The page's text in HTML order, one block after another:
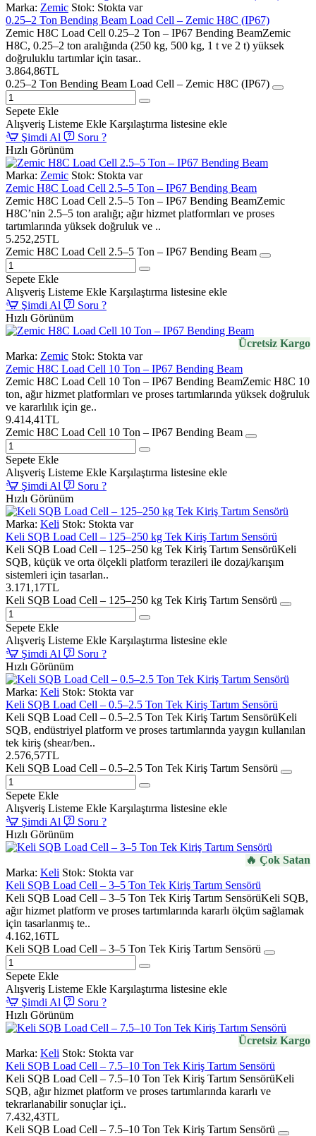
Marka: Zemic Stok: Stokta var
0.25–2 Ton Bending Beam Load Cell – Zemic H8C (IP67)
Zemic H8C Load Cell 0.25–2 Ton – IP67 Bending BeamZemic
H8C, 0.25–2 ton aralığında (250 kg, 500 kg, 1 t ve 2 t) yüksek
doğruluklu tartımlar için tasar..
3.864,86TL
0.25–2 Ton Bending Beam Load Cell – Zemic H8C (IP67)
Sepete Ekle
Alışveriş Listeme Ekle Karşılaştırma listesine ekle
Şimdi Al
Soru ?
Hızlı Görünüm
Marka: Zemic Stok: Stokta var
Zemic H8C Load Cell 2.5–5 Ton – IP67 Bending Beam
Zemic H8C Load Cell 2.5–5 Ton – IP67 Bending BeamZemic
H8C’nin 2.5–5 ton aralığı; ağır hizmet platformları ve proses
tartımlarında yüksek doğruluk ve ..
5.252,25TL
Zemic H8C Load Cell 2.5–5 Ton – IP67 Bending Beam
Sepete Ekle
Alışveriş Listeme Ekle Karşılaştırma listesine ekle
Şimdi Al
Soru ?
Hızlı Görünüm
Ücretsiz Kargo
Marka: Zemic Stok: Stokta var
Zemic H8C Load Cell 10 Ton – IP67 Bending Beam
Zemic H8C Load Cell 10 Ton – IP67 Bending BeamZemic H8C 10
ton, ağır hizmet platformları ve proses tartımlarında yüksek doğruluk
ve kararlılık için ge..
9.414,41TL
Zemic H8C Load Cell 10 Ton – IP67 Bending Beam
Sepete Ekle
Alışveriş Listeme Ekle Karşılaştırma listesine ekle
Şimdi Al
Soru ?
Hızlı Görünüm
Marka: Keli Stok: Stokta var
Keli SQB Load Cell – 125–250 kg Tek Kiriş Tartım Sensörü
Keli SQB Load Cell – 125–250 kg Tek Kiriş Tartım SensörüKeli
SQB, küçük ve orta ölçekli platform terazileri ile dozaj/karışım
sistemleri için tasarlan..
3.171,17TL
Keli SQB Load Cell – 125–250 kg Tek Kiriş Tartım Sensörü
Sepete Ekle
Alışveriş Listeme Ekle Karşılaştırma listesine ekle
Şimdi Al
Soru ?
Hızlı Görünüm
Marka: Keli Stok: Stokta var
Keli SQB Load Cell – 0.5–2.5 Ton Tek Kiriş Tartım Sensörü
Keli SQB Load Cell – 0.5–2.5 Ton Tek Kiriş Tartım SensörüKeli
SQB, endüstriyel platform ve proses tartımlarında yaygın kullanılan
tek kiriş (shear/ben..
2.576,57TL
Keli SQB Load Cell – 0.5–2.5 Ton Tek Kiriş Tartım Sensörü
Sepete Ekle
Alışveriş Listeme Ekle Karşılaştırma listesine ekle
Şimdi Al
Soru ?
Hızlı Görünüm
🔥 Çok Satan
Marka: Keli Stok: Stokta var
Keli SQB Load Cell – 3–5 Ton Tek Kiriş Tartım Sensörü
Keli SQB Load Cell – 3–5 Ton Tek Kiriş Tartım SensörüKeli SQB,
ağır hizmet platform ve proses tartımlarında kararlı ölçüm sağlamak
için tasarlanmış te..
4.162,16TL
Keli SQB Load Cell – 3–5 Ton Tek Kiriş Tartım Sensörü
Sepete Ekle
Alışveriş Listeme Ekle Karşılaştırma listesine ekle
Şimdi Al
Soru ?
Hızlı Görünüm
Ücretsiz Kargo
Marka: Keli Stok: Stokta var
Keli SQB Load Cell – 7.5–10 Ton Tek Kiriş Tartım Sensörü
Keli SQB Load Cell – 7.5–10 Ton Tek Kiriş Tartım SensörüKeli
SQB, ağır hizmet platform ve proses tartımlarında kararlı ve
tekrarlanabilir sonuçlar içi..
7.432,43TL
Keli SQB Load Cell – 7.5–10 Ton Tek Kiriş Tartım Sensörü